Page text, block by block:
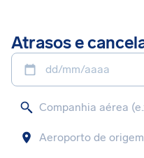
Atrasos e
dd/mm/aaaa